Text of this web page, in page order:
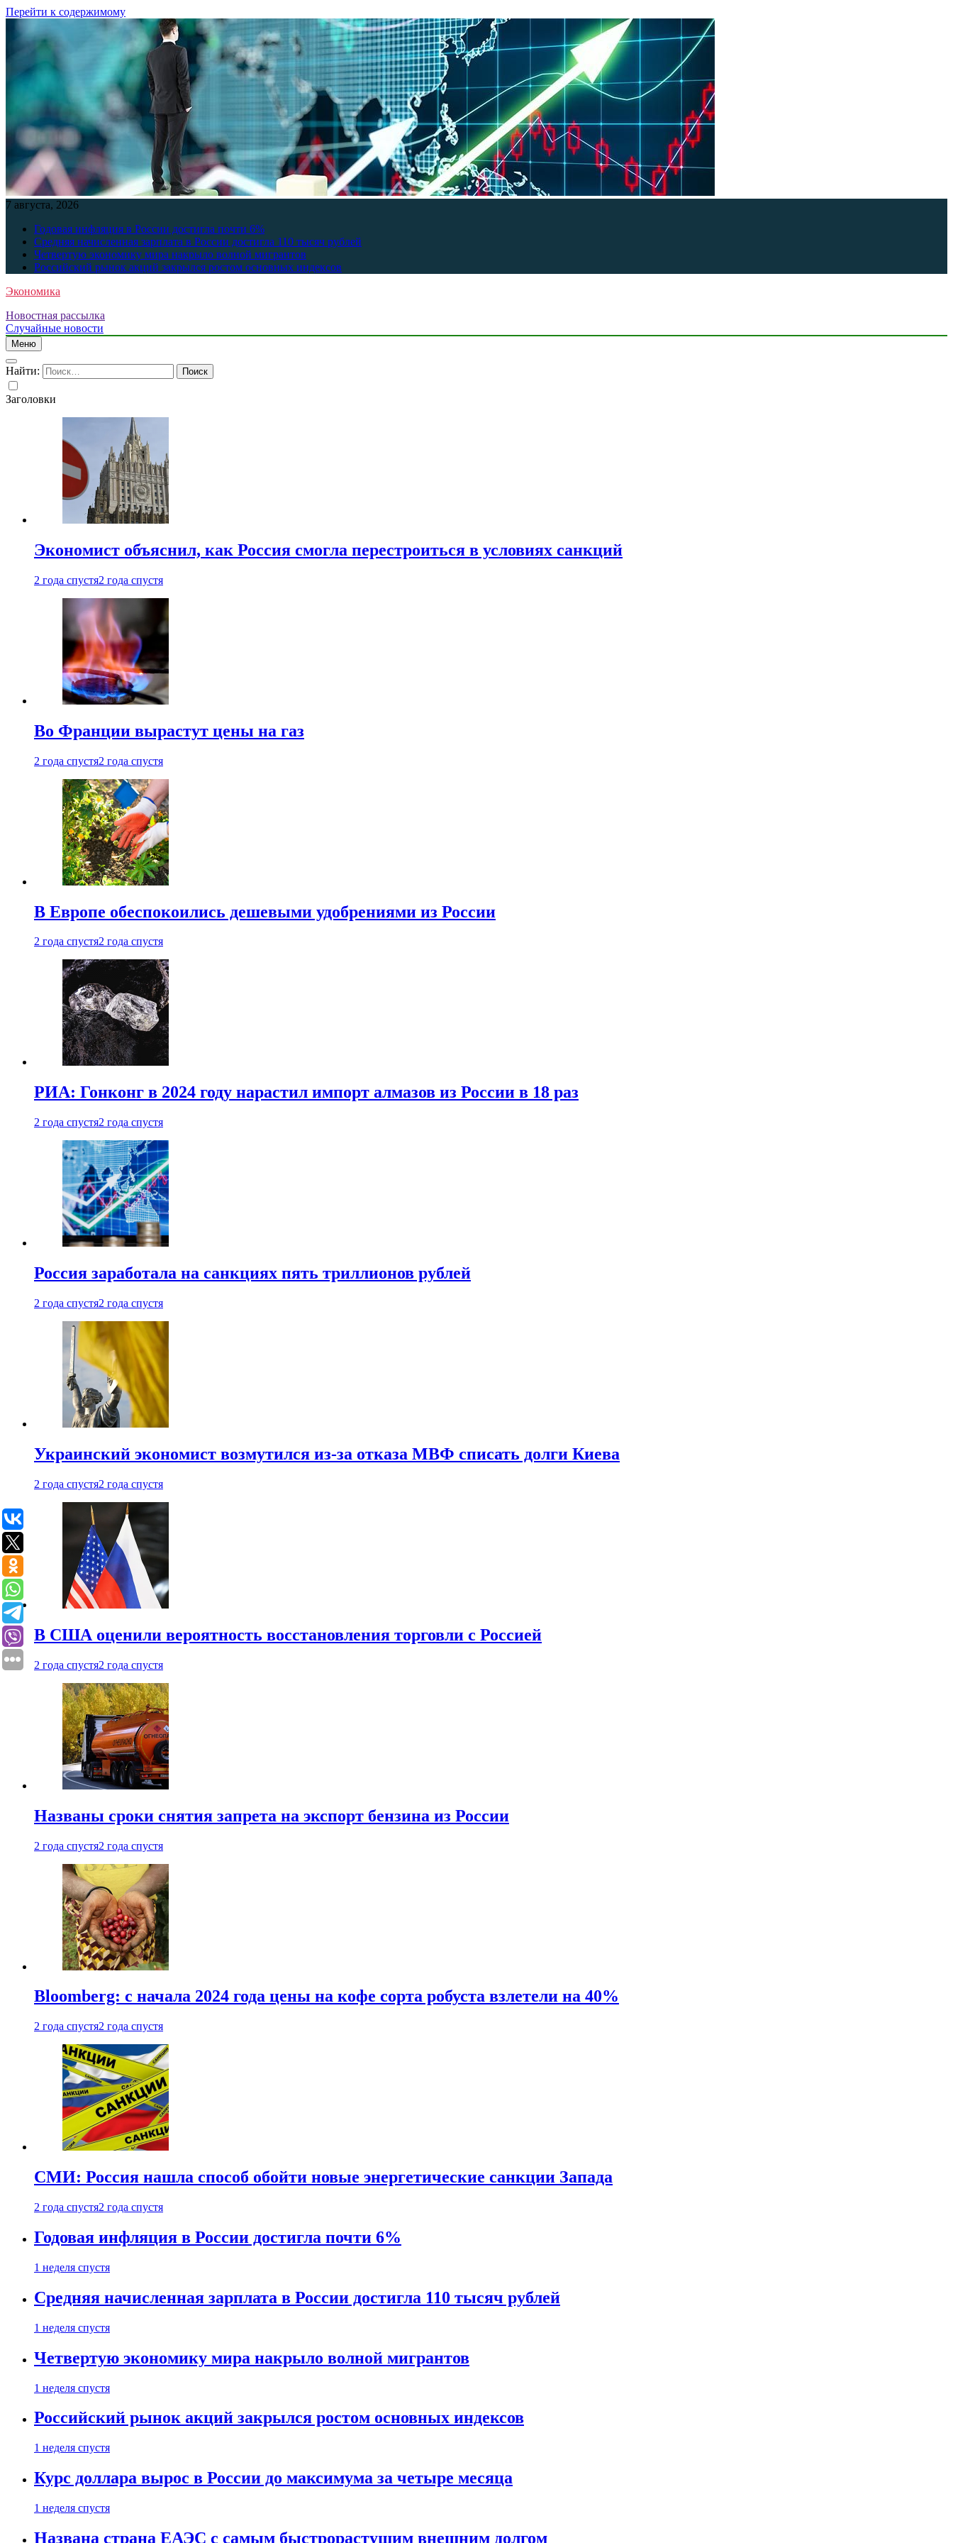
Перейти к содержимому
7 августа, 2026
Годовая инфляция в России достигла почти 6%
Средняя начисленная зарплата в России достигла 110 тысяч рублей
Четвертую экономику мира накрыло волной мигрантов
Российский рынок акций закрылся ростом основных индексов
Экономика
Новостная рассылка
Случайные новости
Меню
Найти:
Заголовки
Экономист объяснил, как Россия смогла перестроиться в условиях санкций
2 года спустя2 года спустя
Во Франции вырастут цены на газ
2 года спустя2 года спустя
В Европе обеспокоились дешевыми удобрениями из России
2 года спустя2 года спустя
РИА: Гонконг в 2024 году нарастил импорт алмазов из России в 18 раз
2 года спустя2 года спустя
Россия заработала на санкциях пять триллионов рублей
2 года спустя2 года спустя
Украинский экономист возмутился из-за отказа МВФ списать долги Киева
2 года спустя2 года спустя
В США оценили вероятность восстановления торговли с Россией
2 года спустя2 года спустя
Названы сроки снятия запрета на экспорт бензина из России
2 года спустя2 года спустя
Bloomberg: с начала 2024 года цены на кофе сорта робуста взлетели на 40%
2 года спустя2 года спустя
СМИ: Россия нашла способ обойти новые энергетические санкции Запада
2 года спустя2 года спустя
Годовая инфляция в России достигла почти 6%
1 неделя спустя
Средняя начисленная зарплата в России достигла 110 тысяч рублей
1 неделя спустя
Четвертую экономику мира накрыло волной мигрантов
1 неделя спустя
Российский рынок акций закрылся ростом основных индексов
1 неделя спустя
Курс доллара вырос в России до максимума за четыре месяца
1 неделя спустя
Названа страна ЕАЭС с самым быстрорастущим внешним долгом